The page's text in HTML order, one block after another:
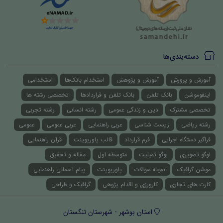
دسته‌بندی‌ها
آموزش و پرورش آموزش و پژوهش استخدام بانک‌ها
استخدامی
اینفوموشن
بانک تلفن بانک تلفن و قراردادها
تخصصی رشته ها
تخصصی مشترک
دین و زندگی عمومی رشته انسانی
رشته تجربی
رشته ریاضی
زیست شناسی عربی راهنمایی عربی عمومی
عمومی
فراگیر دستگاه اجرایی
فرم قرارداد قالب پاورپوینت
قرآن راهنمایی
لوگو تصویری
لوگو تمپلیت متوسطه اول
مقاله و تحقیق
موشن گرافیک
نمونه سوالات پاورپوینت
پیام آسمانی راهنمایی
کارت های تجاری
کارورزی و اقدام پژوهی گرافیک و طراحی
استان بوشهر - شهرستان تنگستان